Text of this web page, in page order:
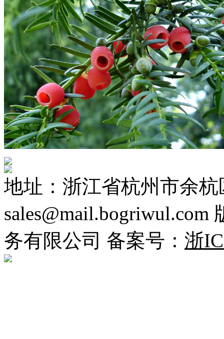
地址：浙江省杭州市余
务有限公司 备案号： 浙